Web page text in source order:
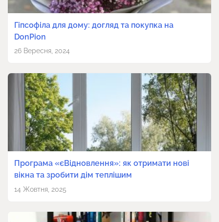
Гіпсофіла для дому: догляд та покупка на
DonPion
26 Вересня, 2024
Програма «єВідновлення»: як отримати нові
вікна та зробити дім теплішим
14 Жовтня, 2025